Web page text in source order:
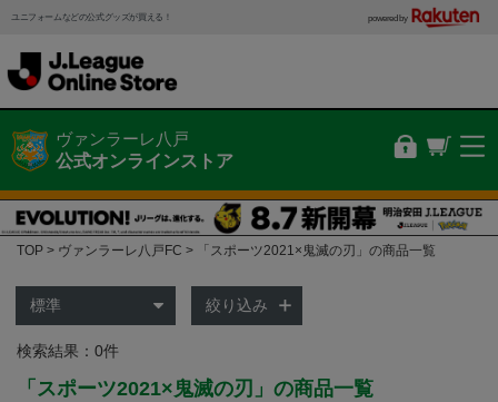
ユニフォームなどの公式グッズが買える！ powered by
ヴァンラーレ八戸
公式オンラインストア
TOP ヴァンラーレ八戸FC 「スポーツ2021×鬼滅の刃」の商品一覧
絞り込み
検索結果：0件
「スポーツ2021×鬼滅の刃」の商品一覧